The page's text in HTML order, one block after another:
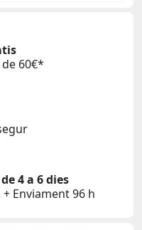
60€*
4 a 6 dies
Enviament 96 h